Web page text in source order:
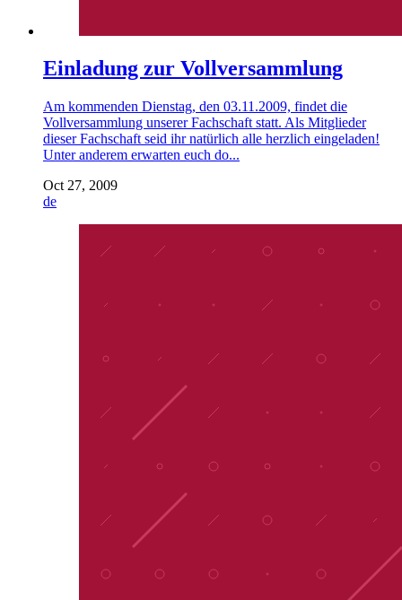
Einladung zur Vollversammlung
Am kommenden Dienstag, den 03.11.2009, findet die
Vollversammlung unserer Fachschaft statt. Als Mitglieder
dieser Fachschaft seid ihr natürlich alle herzlich eingeladen!
Unter anderem erwarten euch do...
Oct 27, 2009
de